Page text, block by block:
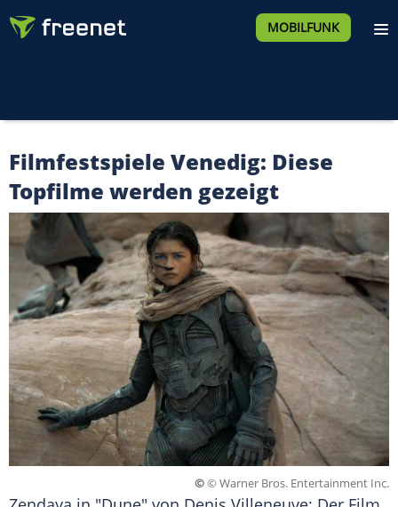
MOBILFUNK
Filmfestspiele Venedig: Diese
Topfilme werden gezeigt
©© Warner Bros. Entertainment Inc.